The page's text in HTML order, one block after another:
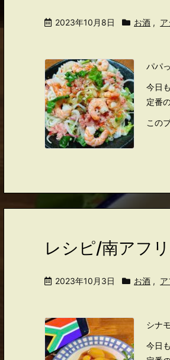
2023年10月8日 お酒 ,
パパ
今日
定番
この
レシピ/南アフ
2023年10月3日 お酒 , ア
シナ
今日